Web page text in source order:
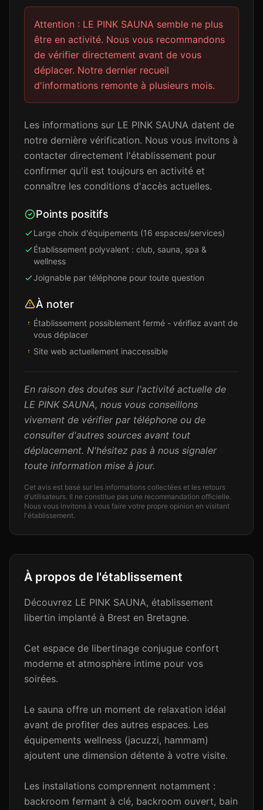
Attention : LE PINK SAUNA semble ne plus
être en activité. Nous vous recommandons
de vérifier directement avant de vous
déplacer. Notre dernier recueil
d'informations remonte à plusieurs mois.
Les informations sur LE PINK SAUNA datent de
notre dernière vérification. Nous vous invitons à
contacter directement l'établissement pour
confirmer qu'il est toujours en activité et
connaître les conditions d'accès actuelles.
Points positifs
Large choix d'équipements (16 espaces/services)
Établissement polyvalent : club, sauna, spa &
wellness
Joignable par téléphone pour toute question
À noter
Établissement possiblement fermé - vérifiez avant de
vous déplacer
Site web actuellement inaccessible
En raison des doutes sur l'activité actuelle de
LE PINK SAUNA, nous vous conseillons
vivement de vérifier par téléphone ou de
consulter d'autres sources avant tout
déplacement. N'hésitez pas à nous signaler
toute information mise à jour.
Cet avis est basé sur les informations collectées et les retours
d'utilisateurs. Il ne constitue pas une recommandation officielle.
Nous vous invitons à vous faire votre propre opinion en visitant
l'établissement.
À propos de l'établissement
Découvrez LE PINK SAUNA, établissement
libertin implanté à Brest en Bretagne.
Cet espace de libertinage conjugue confort
moderne et atmosphère intime pour vos
soirées.
Le sauna offre un moment de relaxation idéal
avant de profiter des autres espaces. Les
équipements wellness (jacuzzi, hammam)
ajoutent une dimension détente à votre visite.
Les installations comprennent notamment :
backroom fermant à clé, backroom ouvert, bain